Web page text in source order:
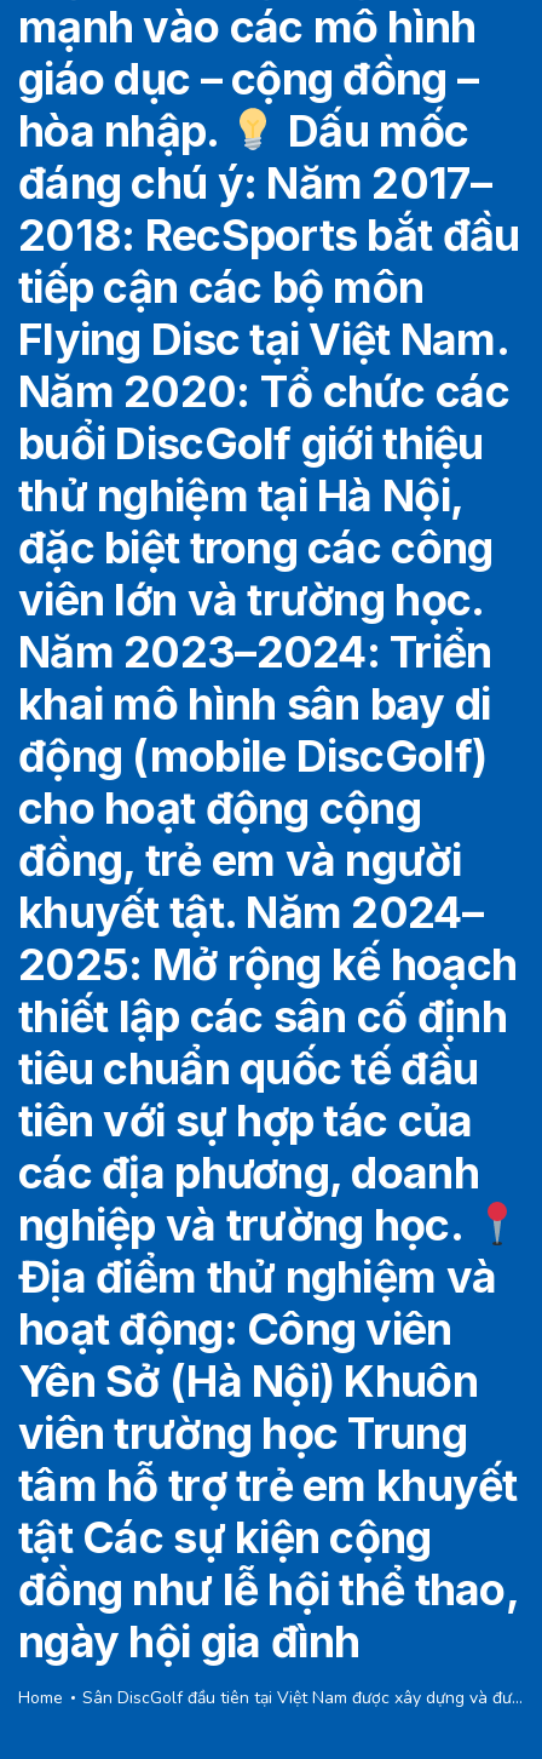
mạnh vào các mô hình
giáo dục – cộng đồng –
hòa nhập.
Dấu mốc
đáng chú ý: Năm 2017–
2018: RecSports bắt đầu
tiếp cận các bộ môn
Flying Disc tại Việt Nam.
Năm 2020: Tổ chức các
buổi DiscGolf giới thiệu
thử nghiệm tại Hà Nội,
đặc biệt trong các công
viên lớn và trường học.
Năm 2023–2024: Triển
khai mô hình sân bay di
động (mobile DiscGolf)
cho hoạt động cộng
đồng, trẻ em và người
khuyết tật. Năm 2024–
2025: Mở rộng kế hoạch
thiết lập các sân cố định
tiêu chuẩn quốc tế đầu
tiên với sự hợp tác của
các địa phương, doanh
nghiệp và trường học.
Địa điểm thử nghiệm và
hoạt động: Công viên
Yên Sở (Hà Nội) Khuôn
viên trường học Trung
tâm hỗ trợ trẻ em khuyết
tật Các sự kiện cộng
đồng như lễ hội thể thao,
ngày hội gia đình
Home Sân DiscGolf đầu tiên tại Việt Nam được xây dựng và đưa vào hoạt động bởi RecSports Việt Nam, do Nguyễn Phương Tùng sáng lập.